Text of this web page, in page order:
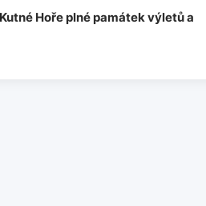
Hoře plné památek výletů a